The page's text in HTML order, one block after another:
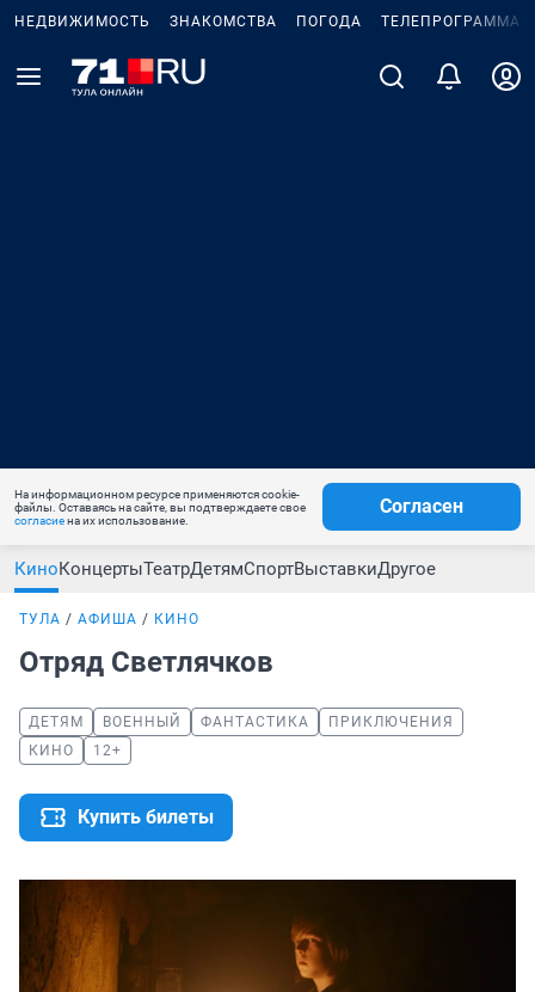
НЕДВИЖИМОСТЬ ЗНАКОМСТВА ПОГОДА ТЕЛЕПРОГРАММА
На информационном ресурсе применяются cookie-
файлы. Оставаясь на сайте, вы подтверждаете свое
согласиена их использование.
Согласен
КиноКонцертыТеатрДетямСпортВыставкиДругое
ТУЛА АФИША КИНО
Отряд Светлячков
ДЕТЯМ ВОЕННЫЙ ФАНТАСТИКА
ПРИКЛЮЧЕНИЯ
КИНО
12+
Купить билеты